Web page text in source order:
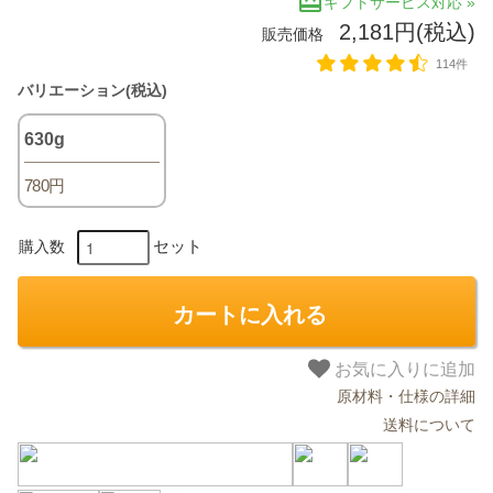
販売価格 2,181円(税込)
114件
バリエーション(税込)
630g
780円
購入数 セット
カートに入れる
お気に入りに追加
原材料・仕様の詳細
送料について